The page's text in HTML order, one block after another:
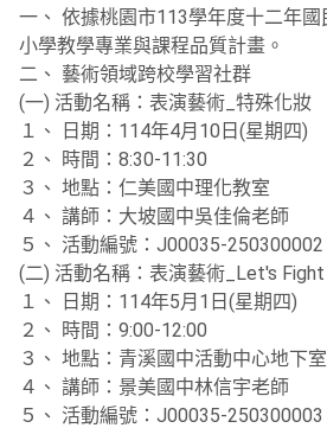
一、 依據桃園市113學年度十二年
小學教學專業與課程品質計畫。
二、 藝術領域跨校學習社群
(一) 活動名稱：表演藝術_特殊化妝
１、 日期：114年4月10日(星期四)
２、 時間：8:30-11:30
３、 地點：仁美國中理化教室
４、 講師：大坡國中吳佳倫老師
５、 活動編號：J00035-250300002
(二) 活動名稱：表演藝術_Let's
１、 日期：114年5月1日(星期四)
２、 時間：9:00-12:00
３、 地點：青溪國中活動中心地下室
４、 講師：景美國中林信宇老師
５、 活動編號：J00035-250300003